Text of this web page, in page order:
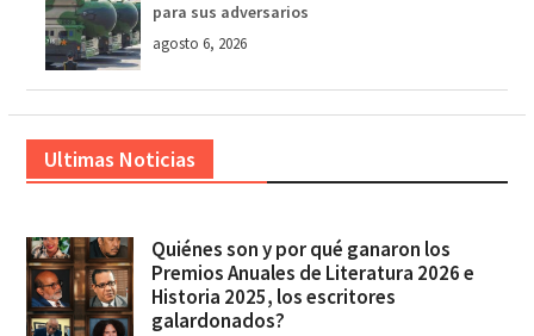
para sus adversarios
agosto 6, 2026
Ultimas Noticias
Quiénes son y por qué ganaron los
Premios Anuales de Literatura 2026 e
Historia 2025, los escritores
galardonados?